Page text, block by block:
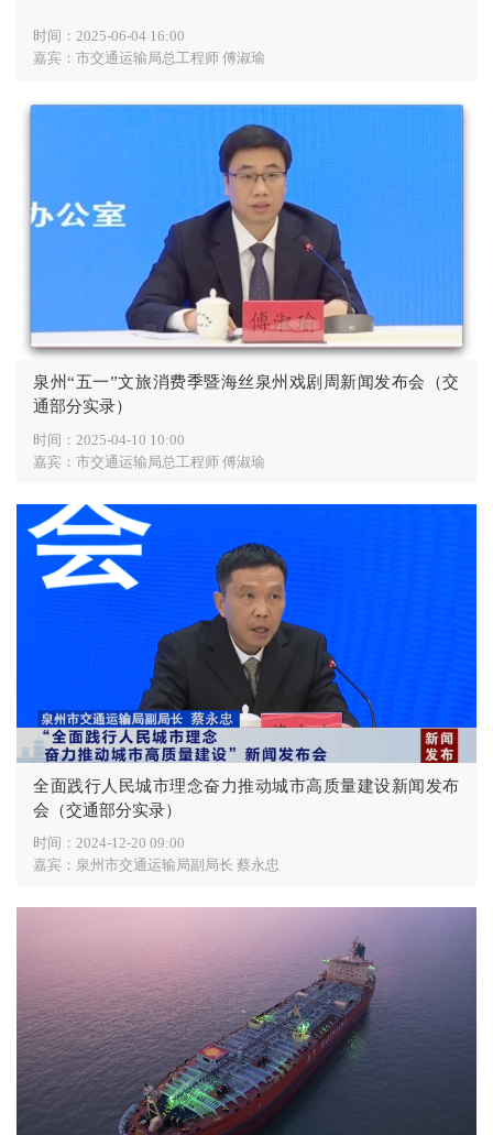
时间：2025-06-04 16:00
嘉宾：市交通运输局总工程师 傅淑瑜
泉州“五一”文旅消费季暨海丝泉州戏剧周新闻发布会（交
通部分实录）
时间： 2025-04-10 10:00
嘉宾：市交通运输局总工程师 傅淑瑜
全面践行人民城市理念奋力推动城市高质量建设新闻发布
会（交通部分实录）
时间： 2024-12-20 09:00
嘉宾： 泉州市交通运输局副局长 蔡永忠